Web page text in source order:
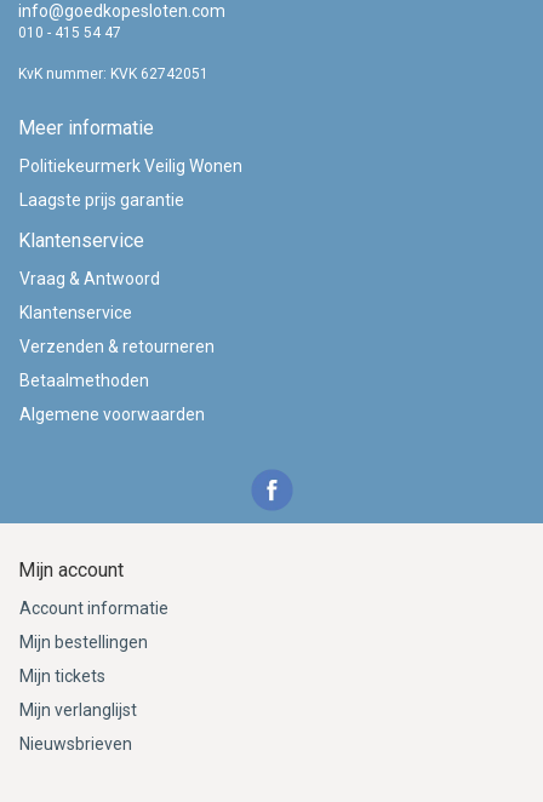
info@goedkopesloten.com
010 - 415 54 47
KvK nummer: KVK 62742051
Meer informatie
Politiekeurmerk Veilig Wonen
Laagste prijs garantie
Klantenservice
Vraag & Antwoord
Klantenservice
Verzenden & retourneren
Betaalmethoden
Algemene voorwaarden
Mijn account
Account informatie
Mijn bestellingen
Mijn tickets
Mijn verlanglijst
Nieuwsbrieven